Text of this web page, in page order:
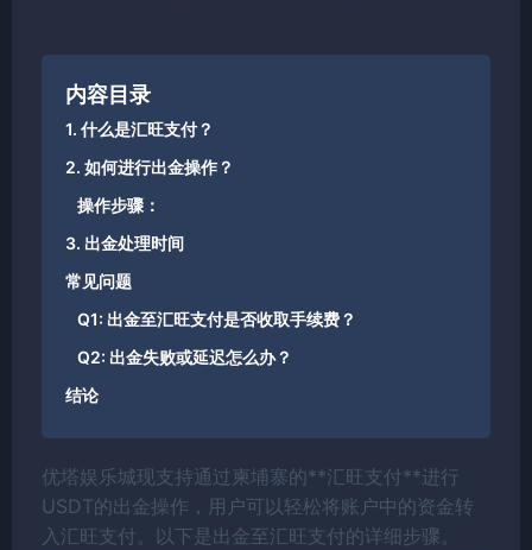
内容目录
1. 什么是汇旺支付？
2. 如何进行出金操作？
操作步骤：
3. 出金处理时间
常见问题
Q1: 出金至汇旺支付是否收取手续费？
Q2: 出金失败或延迟怎么办？
结论
优塔娱乐城现支持通过柬埔寨的**汇旺支付**进行
USDT的出金操作，用户可以轻松将账户中的资金转
入汇旺支付。以下是出金至汇旺支付的详细步骤。